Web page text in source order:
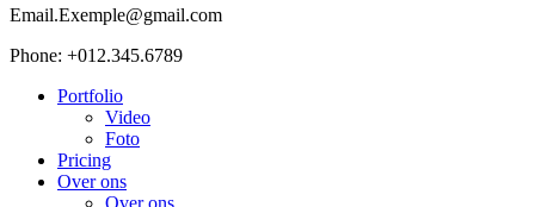
Email.Exemple@gmail.com
Phone: +012.345.6789
Portfolio
Video
Foto
Pricing
Over ons